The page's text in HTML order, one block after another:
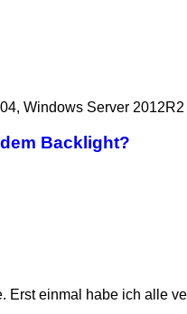
Windows Server 2012R2
Backlight?
einmal habe ich alle